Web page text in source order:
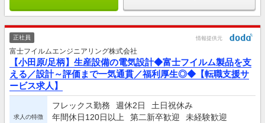
正社員 情報提供元
富士フイルムエンジニアリング株式会社
【小田原/足柄】生産設備の電気設計◆富士フイルム製品を支
える／設計～評価まで一気通貫／福利厚生◎◆【転職支援サ
ービス求人】
求人の特徴
フレックス勤務 週休2日
土日祝休み
年間休日120日以上
第二新卒歓迎
未経験歓迎